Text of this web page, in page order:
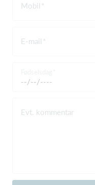
Mobil
E-mail
Evt. kommentar